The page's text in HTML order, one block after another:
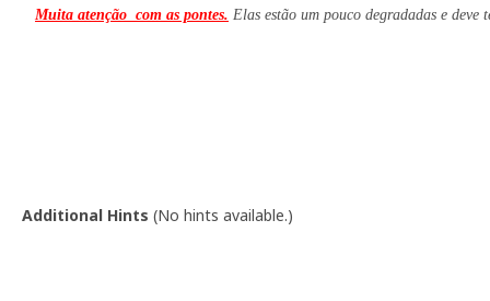
Muita atenção com as pontes. Elas estão um pouco degradadas e
Additional Hints (No hints available.)